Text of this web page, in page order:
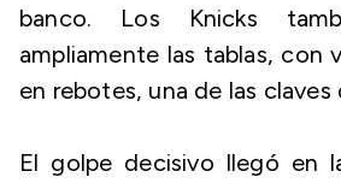
banco. Los Knicks
ampliamente las tablas, con
en rebotes, una de las claves
El golpe decisivo llegó en